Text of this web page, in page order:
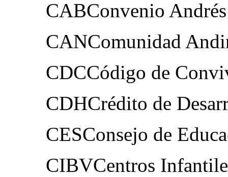
CABConvenio
CANComunidad
CDCCódigo de
CDHCrédito de
CESConsejo de
CIBVCentros